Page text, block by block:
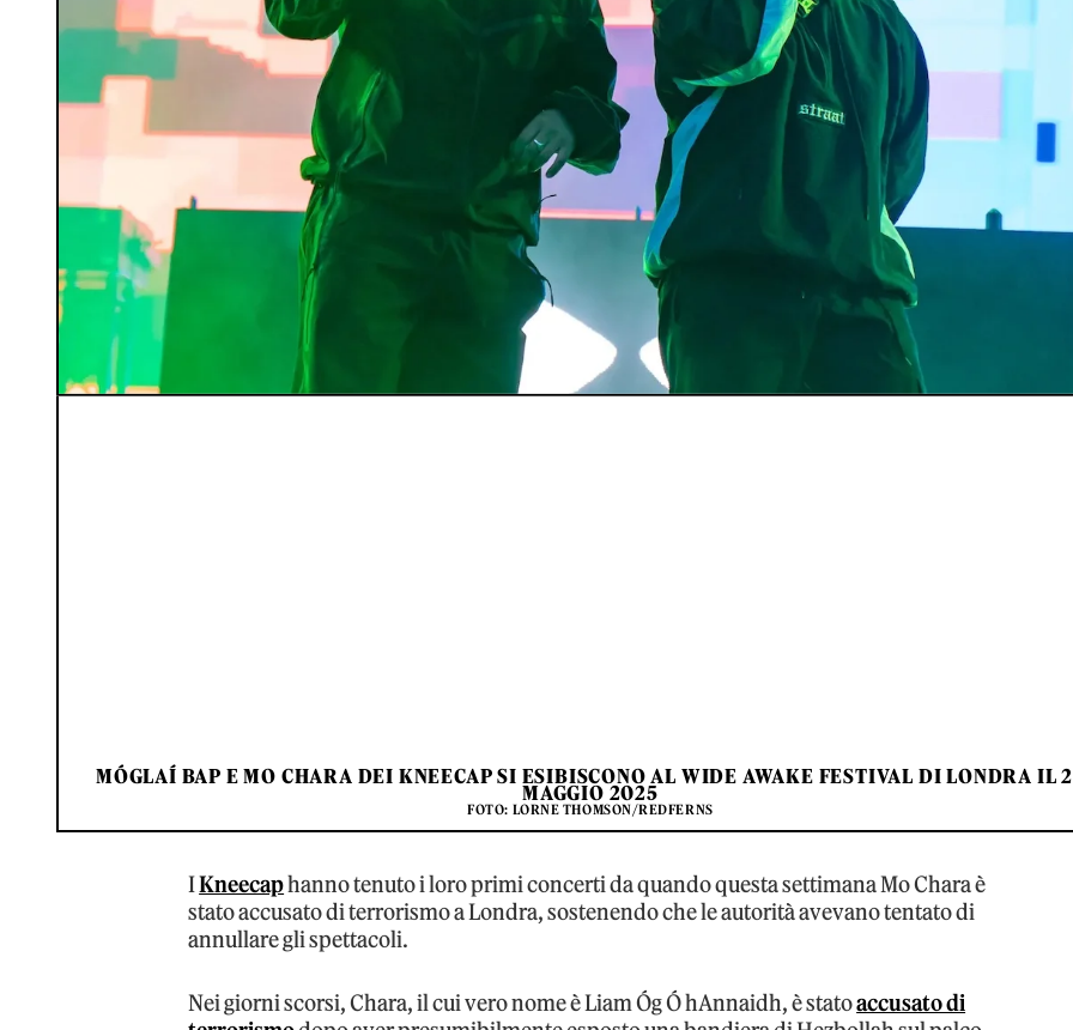
MÓGLAÍ BAP E MO CHARA DEI KNEECAP SI ESIBISCONO AL WIDE AWAKE FESTIVAL DI LONDRA IL
MAGGIO 2025
FOTO: LORNE THOMSON/REDFERNS
IKneecaphanno tenuto i loro primi concerti da quando questa settimana Mo Chara è
stato accusato di terrorismo a Londra, sostenendo che le autorità avevano tentato di
annullare gli spettacoli.
Nei giorni scorsi, Chara, il cui vero nome è Liam Óg Ó hAnnaidh, è statoaccusato di